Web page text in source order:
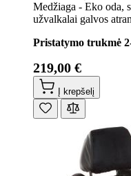
Medžiaga - Eko oda,
užvalkalai galvos
Pristatymo trukmė
219,00 €
Į krepšelį